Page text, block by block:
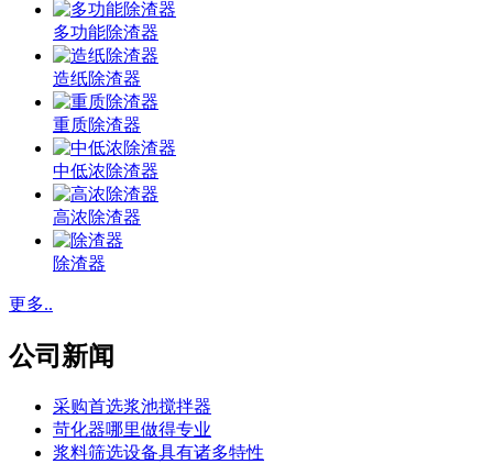
多功能除渣器
造纸除渣器
重质除渣器
中低浓除渣器
高浓除渣器
除渣器
更多..
公司新闻
采购首选浆池搅拌器
苛化器哪里做得专业
浆料筛选设备具有诸多特性